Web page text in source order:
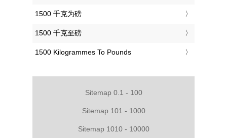
‎1500 千克为磅
‎1500 千克至磅
‎1500 Kilogrammes To Pounds
Sitemap 0.1 - 100
Sitemap 101 - 1000
Sitemap 1010 - 10000